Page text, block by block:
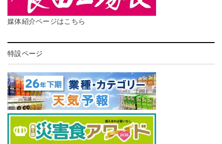
媒体紹介ページはこちら
特設ページ